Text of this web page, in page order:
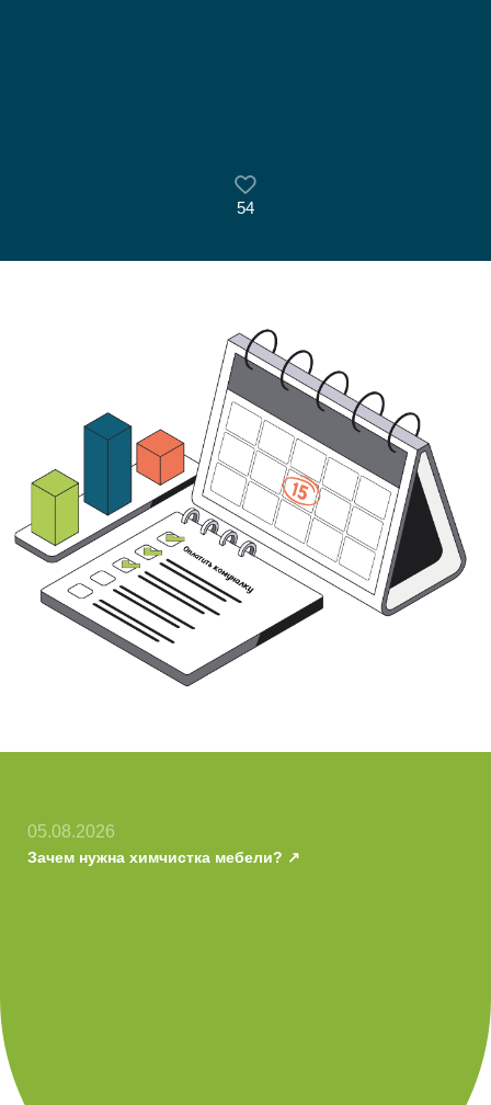
54
05.08.2026
Зачем нужна химчистка мебели?